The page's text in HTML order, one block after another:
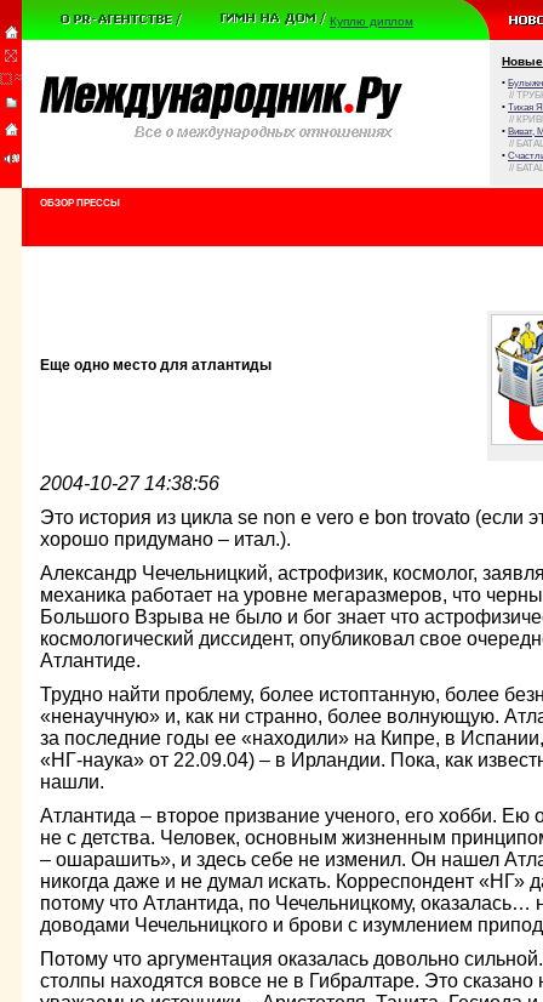
Куплю диплом
Новые
•
//
• Тихая
//
• Виват,
//
•
//
ОБЗОР ПРЕССЫ
Еще одно место для атлантиды
2004-10-27 14:38:56
Это история из цикла se non e vero e bon trovato (если
хорошо придумано – итал.).
Александр Чечельницкий, астрофизик, космолог,
механика работает на уровне мегаразмеров, что
Большого Взрыва не было и бог знает что
космологический диссидент, опубликовал свое
Атлантиде.
Трудно найти проблему, более истоптанную, более
«ненаучную» и, как ни странно, более волнующую.
за последние годы ее «находили» на Кипре, в
«НГ-наука» от 22.09.04) – в Ирландии. Пока, как
нашли.
Атлантида – второе призвание ученого, его хобби. Ею
не с детства. Человек, основным жизненным
– ошарашить», и здесь себе не изменил. Он нашел
никогда даже и не думал искать. Корреспондент «НГ»
потому что Атлантида, по Чечельницкому, оказалась…
доводами Чечельницкого и брови с изумлением
Потому что аргументация оказалась довольно
столпы находятся вовсе не в Гибралтаре. Это сказано